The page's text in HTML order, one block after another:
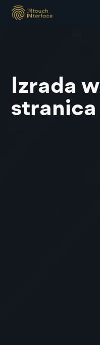
Izrada
stranica